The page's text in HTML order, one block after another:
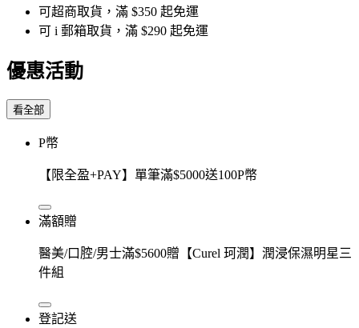
可超商取貨，滿 $350 起免運
可 i 郵箱取貨，滿 $290 起免運
優惠活動
看全部
P幣
【限全盈+PAY】單筆滿$5000送100P幣
滿額贈
醫美/口腔/男士滿$5600贈【Curel 珂潤】潤浸保濕明星三
件組
登記送